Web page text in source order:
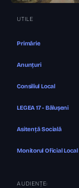
UTILE
Primărie
Anunțuri
Consiliul Local
LEGEA 17 - Bălușeni
Asitență Socială
Monitorul Oficial Local
AUDIENȚE: